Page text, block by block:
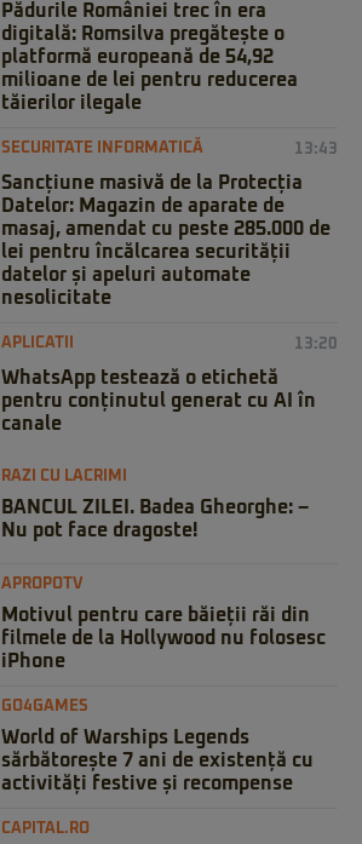
Pădurile României trec în era
digitală: Romsilva pregătește o
platformă europeană de 54,92
milioane de lei pentru reducerea
tăierilor ilegale
SECURITATE INFORMATICĂ 13:43
Sancțiune masivă de la Protecția
Datelor: Magazin de aparate de
masaj, amendat cu peste 285.000 de
lei pentru încălcarea securității
datelor și apeluri automate
nesolicitate
APLICATII 13:20
WhatsApp testează o etichetă
pentru conținutul generat cu AI în
canale
RAZI CU LACRIMI
BANCUL ZILEI. Badea Gheorghe: –
Nu pot face dragoste!
APROPOTV
Motivul pentru care băieții răi din
filmele de la Hollywood nu folosesc
iPhone
GO4GAMES
World of Warships Legends
sărbătorește 7 ani de existență cu
activități festive și recompense
CAPITAL.RO